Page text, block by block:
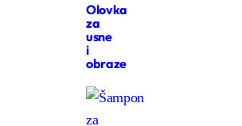
Olovka
za
usne
i
obraze